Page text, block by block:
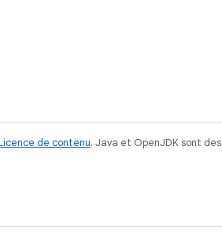
de contenu. Java et OpenJDK sont des